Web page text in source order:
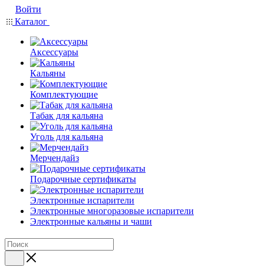
Войти
Каталог
Аксессуары
Кальяны
Комплектующие
Табак для кальяна
Уголь для кальяна
Мерчендайз
Подарочные сертификаты
Электронные испарители
Электронные многоразовые испарители
Электронные кальяны и чаши